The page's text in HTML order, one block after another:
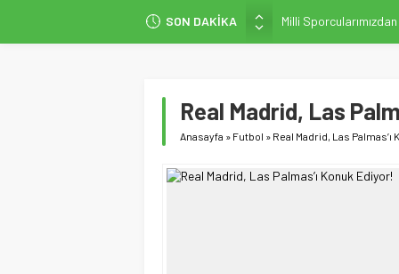
SON DAKİKA
Milli
Karanlığa Karşı
Fenerbahçe Kadın
Efor Çay’dan Futbola
Real Madrid, Las
Anasayfa » Futbol » Real Madrid, Las Palmas’ı